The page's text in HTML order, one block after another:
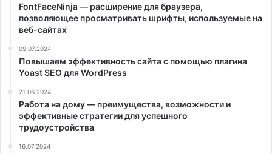
FontFaceNinja — расширение для браузера,
позволяющее просматривать шрифты, используемые на
веб-сайтах
09.07.2024
Повышаем эффективность сайта с помощью плагина
Yoast SEO для WordPress
21.06.2024
Работа на дому — преимущества, возможности и
эффективные стратегии для успешного
трудоустройства
16.07.2024